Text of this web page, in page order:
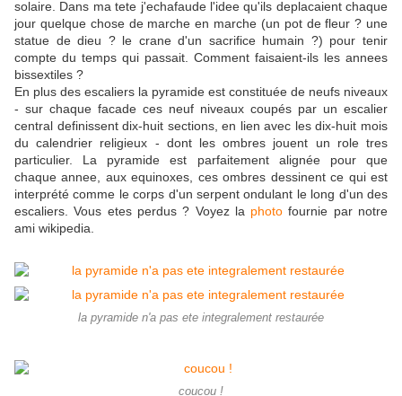
solaire. Dans ma tete j'echafaude l'idee qu'ils deplacaient chaque
jour quelque chose de marche en marche (un pot de fleur ? une
statue de dieu ? le crane d'un sacrifice humain ?) pour tenir
compte du temps qui passait. Comment faisaient-ils les annees
bissextiles ?
En plus des escaliers la pyramide est constituée de neufs niveaux
- sur chaque facade ces neuf niveaux coupés par un escalier
central definissent dix-huit sections, en lien avec les dix-huit mois
du calendrier religieux - dont les ombres jouent un role tres
particulier. La pyramide est parfaitement alignée pour que
chaque annee, aux equinoxes, ces ombres dessinent ce qui est
interprété comme le corps d'un serpent ondulant le long d'un des
escaliers. Vous etes perdus ? Voyez la photo fournie par notre
ami wikipedia.
la pyramide n'a pas ete integralement restaurée
coucou !